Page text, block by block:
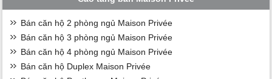
Bán căn hộ 2 phòng ngủ Maison Privée
Bán căn hộ 3 phòng ngủ Maison Privée
Bán căn hộ 4 phòng ngủ Maison Privée
Bán căn hộ Duplex Maison Privée